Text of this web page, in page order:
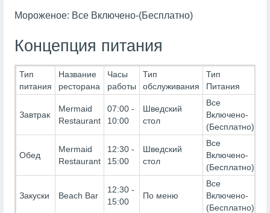
Мороженое: Все Включено-(Бесплатно)
Концепция питания
Тип
питания
Название
ресторана
Часы
работы
Тип
обслуживания
Тип
Питания
Завтрак
Mermaid
Restaurant
07:00 -
10:00
Шведский
стол
Все
Включено-
(Бесплатно)
Обед
Mermaid
Restaurant
12:30 -
15:00
Шведский
стол
Все
Включено-
(Бесплатно)
Закуски Beach Bar
12:30 -
15:00
По меню
Все
Включено-
(Бесплатно)